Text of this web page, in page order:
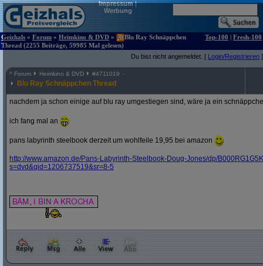
Impressum|
Werbung
Geizhals » Forum » Heimkino & DVD »
Blu Ray Schnäppchen
Thread (2255 Beiträge, 59985 Mal gelesen)
Top-100 | Fresh-100
Du bist nicht angemeldet. [ Login/Registrieren ]
^ Forum Heimkino & DVD #4711019
Blu Ray Schnäppchen Thread
nachdem ja schon einige auf blu ray umgestiegen sind, wäre ja ein
ich fang mal an
pans labyrinth steelbook derzeit um wohlfeile 19,95 bei amazon
http://www.amazon.de/Pans-Labyrinth-Steelbook-Doug-Jones/dp/
s=dvd&qid=1206737519&sr=8-5